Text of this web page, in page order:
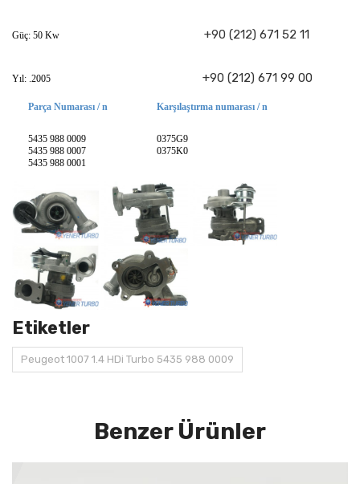
Güç: 50 Kw +90 (212) 671 52 11
Yıl: .2005 +90 (212) 671 99 00
Parça Numarası / n
5435 988 0009
5435 988 0007
5435 988 0001
Karşılaştırma numarası / n
0375G9
0375K0
Etiketler
Peugeot 1007 1.4 HDi Turbo 5435 988 0009
Benzer Ürünler